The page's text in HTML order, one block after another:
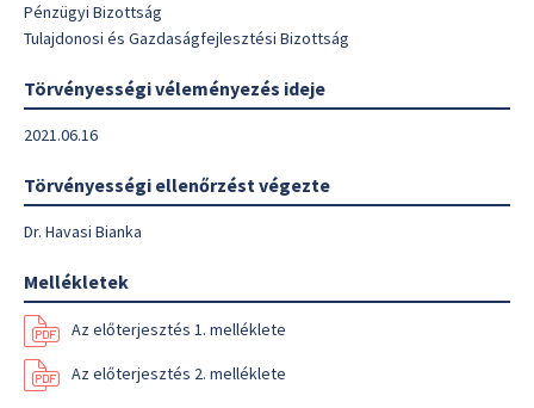
Pénzügyi Bizottság
Tulajdonosi és Gazdaságfejlesztési Bizottság
Törvényességi véleményezés ideje
2021.06.16
Törvényességi ellenőrzést végezte
Dr. Havasi Bianka
Mellékletek
Az előterjesztés 1. melléklete
Az előterjesztés 2. melléklete